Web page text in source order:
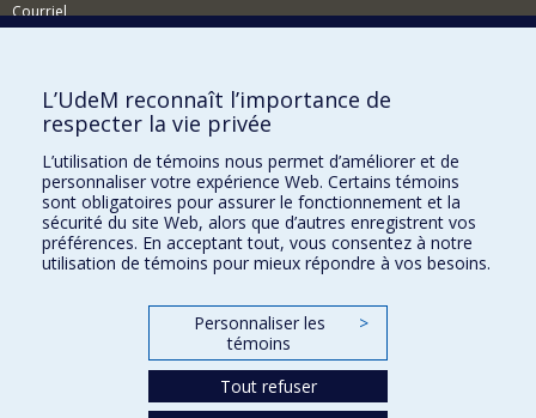
Courriel
Comment soutenir l'École?
BESOIN D'AIDE?
Plan du site
Signaler une erreur
Accessibilité
FACULTÉ DES ARTS ET DES SCIENCES
Nos départements et écoles
L’UdeM reconnaît l’importance de
respecter la vie privée
L’utilisation de témoins nous permet d’améliorer et de
personnaliser votre expérience Web. Certains témoins
sont obligatoires pour assurer le fonctionnement et la
sécurité du site Web, alors que d’autres enregistrent vos
préférences. En acceptant tout, vous consentez à notre
utilisation de témoins pour mieux répondre à vos besoins.
Personnaliser les
témoins
>
Tout refuser